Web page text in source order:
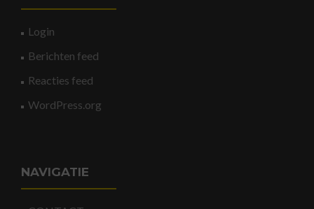
Login
Berichten feed
Reacties feed
WordPress.org
NAVIGATIE